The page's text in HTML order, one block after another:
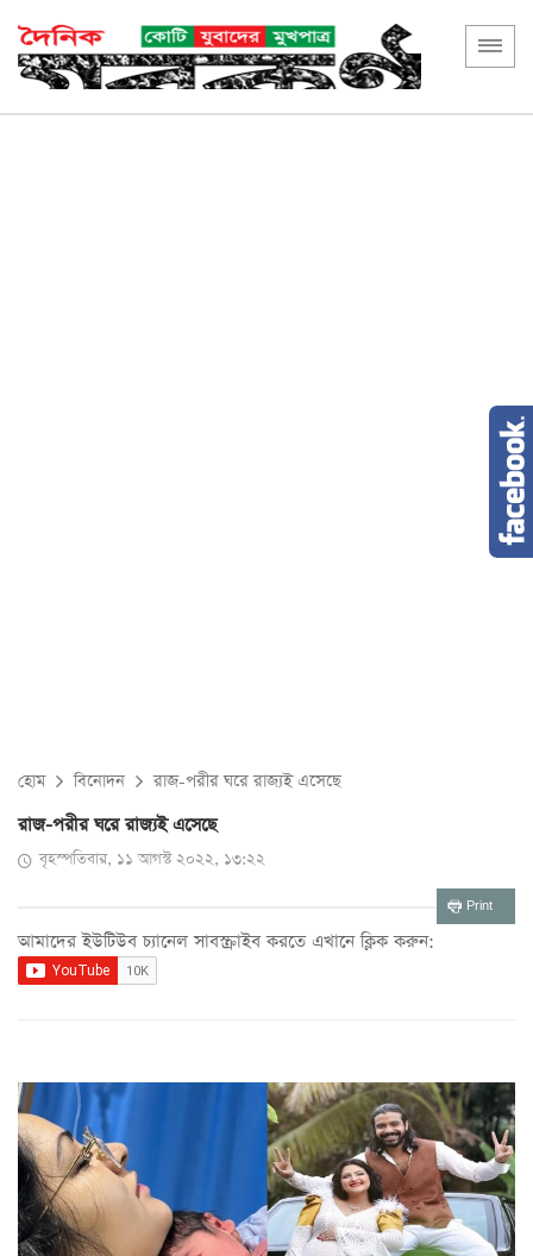
হোম বিনোদন রাজ-পরীর ঘরে রাজ্যই এসেছে
রাজ-পরীর ঘরে রাজ্যই এসেছে
বৃহস্পতিবার, ১১ আগস্ট ২০২২, ১৩:২২
Print
আমাদের ইউটিউব চ্যানেল সাবস্ক্রাইব করতে এখানে ক্লিক করুন: